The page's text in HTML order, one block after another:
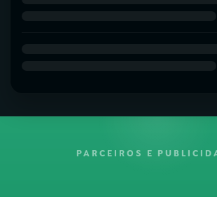
PARCEIROS E